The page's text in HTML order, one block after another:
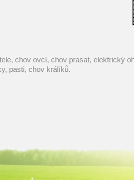
pasti, chov králíků.